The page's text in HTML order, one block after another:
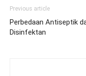
Previous article
Perbedaan Antiseptik
Disinfektan